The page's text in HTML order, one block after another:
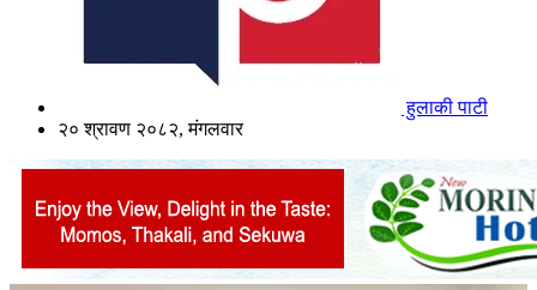
हुलाकी पाटी
२० श्रावण २०८२, मंगलवार